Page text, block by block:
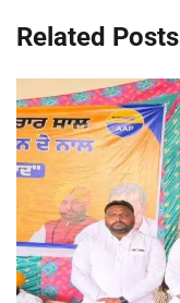
Related Posts